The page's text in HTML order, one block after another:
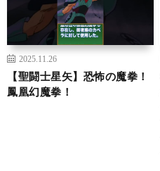
2025.11.26
【聖闘士星矢】恐怖の魔拳！
鳳凰幻魔拳！